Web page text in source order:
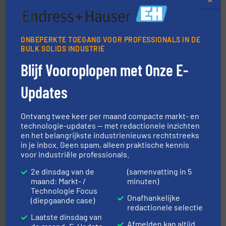
Robbe Industries nv
in verschillende sectoren hebben geholpen.Meer info
➜
Van Low Budget Stofmeting tot Broken Bag Detection,
van officiële mg/Nm³ tot QAL1 metingen: Optyl is het
aanspreekpunt voor uw vragen omtrent stof.Meer info
➜
ONBEPERKTE TOEGANG VOOR PROFESSIONALS IN DE
BULK SOLIDS INDUSTRIE
Blijf Vooroplopen met Onze E-
Updates
Ontvang twee keer per maand compacte markt- en
technologie-updates — met redactionele inzichten
en het belangrijkste industrienieuws rechtstreeks
in je inbox. Geen spam, alleen praktische kennis
voor industriële professionals.
2e dinsdag van de
maand: Markt- /
Technologie Focus
(diepgaande case)
Laatste dinsdag van
(samenvatting in 5
minuten)
Onafhankelijke
redactionele selectie
Afmelden kan altijd